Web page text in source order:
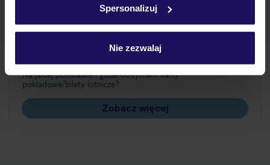
Spersonalizuj
Nie zezwalaj
Często zadawane pytania
Jak zmienić uczestników/osobę zgłaszającą?
Na jakiej podstawie i gdzie otrzymam karty
pokładowe/bilety lotnicze?
Zobacz więcej